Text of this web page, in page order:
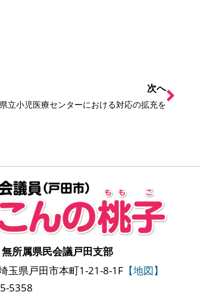
次へ
立小児医療センターにおける対応の拡充を
所属県民会議戸田支部
玉県戸田市本町1-21-8-1F【地図】
5358